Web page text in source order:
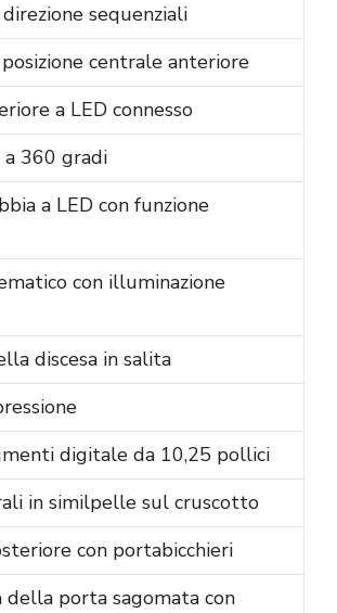
sequenziali
centrale anteriore
a LED connesso
a 360 gradi
a LED con funzione
con illuminazione
discesa in salita
digitale da 10,25 pollici
in similpelle sul cruscotto
con portabicchieri
della porta sagomata con